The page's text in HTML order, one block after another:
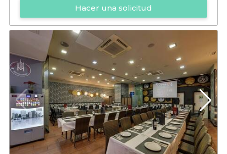
Hacer una solicitud